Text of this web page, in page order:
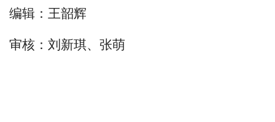
编辑：王韶辉
审核：刘新琪、张萌